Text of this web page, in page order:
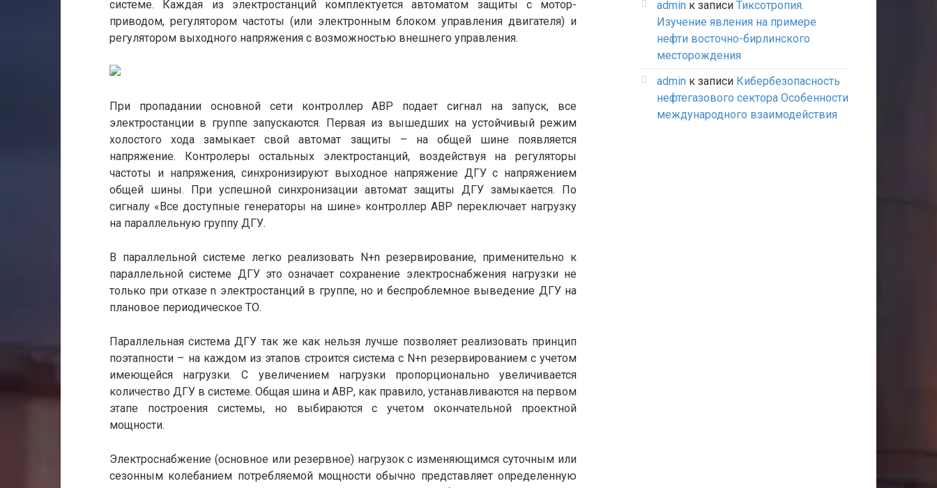
системе. Каждая из электростанций комплектуется автоматом защиты с мотор-
приводом, регулятором частоты (или электронным блоком управления двигателя) и
регулятором выходного напряжения с возможностью внешнего управления.
При пропадании основной сети контроллер АВР подает сигнал на запуск, все
электростанции в группе запускаются. Первая из вышедших на устойчивый режим
холостого хода замыкает свой автомат защиты – на общей шине появляется
напряжение. Контролеры остальных электростанций, воздействуя на регуляторы
частоты и напряжения, синхронизируют выходное напряжение ДГУ с напряжением
общей шины. При успешной синхронизации автомат защиты ДГУ замыкается. По
сигналу «Все доступные генераторы на шине» контроллер АВР переключает нагрузку
на параллельную группу ДГУ.
В параллельной системе легко реализовать N+n резервирование, применительно к
параллельной системе ДГУ это означает сохранение электроснабжения нагрузки не
только при отказе n электростанций в группе, но и беcпроблемное выведение ДГУ на
плановое периодическое ТО.
Параллельная система ДГУ так же как нельзя лучше позволяет реализовать принцип
поэтапности – на каждом из этапов строится система с N+n резервированием с учетом
имеющейся нагрузки. С увеличением нагрузки пропорционально увеличивается
количество ДГУ в системе. Общая шина и АВР, как правило, устанавливаются на первом
этапе построения системы, но выбираются с учетом окончательной проектной
мощности.
Электроснабжение (основное или резервное) нагрузок с изменяющимся суточным или
сезонным колебанием потребляемой мощности обычно представляет определенную
admin к записи Тиксотропия.
Изучение явления на примере
нефти восточно-бирлинского
месторождения
admin к записи Кибербезопасность
нефтегазового сектора Особенности
международного взаимодействия